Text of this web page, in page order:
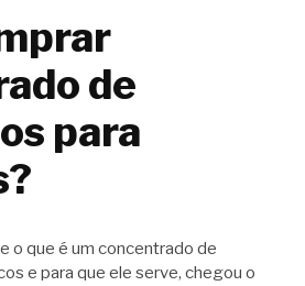
de
para
o que é um concentrado de
e para que ele serve, chegou o